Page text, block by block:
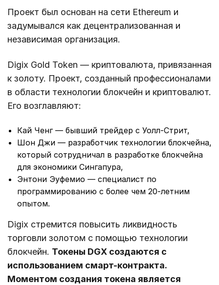
Проект был основан на сети Ethereum и
задумывался как децентрализованная и
независимая организация.
Digix Gold Token — криптовалюта, привязанная
к золоту. Проект, созданный профессионалами
в области технологии блокчейн и криптовалют.
Его возглавляют:
Кай Ченг — бывший трейдер с Уолл-Стрит,
Шон Джи — разработчик технологии блокчейна,
который сотрудничал в разработке блокчейна
для экономики Сингапура,
Энтони Эуфемио — специалист по
программированию с более чем 20-летним
опытом.
Digix стремится повысить ликвидность
торговли золотом с помощью технологии
блокчейн. Токены DGX создаются с
использованием смарт-контракта.
Моментом создания токена является